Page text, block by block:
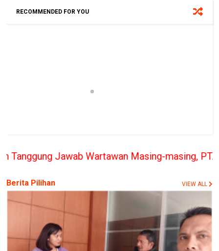
RECOMMENDED FOR YOU
Wartawan Masing-masing, PT. BERITA
Berita Pilihan VIEW ALL